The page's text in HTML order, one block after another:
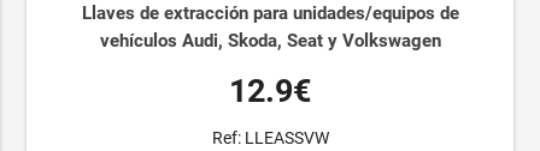
Llaves de extracción para unidades/equipos de
vehículos Audi, Skoda, Seat y Volkswagen
12.9€
Ref: LLEASSVW